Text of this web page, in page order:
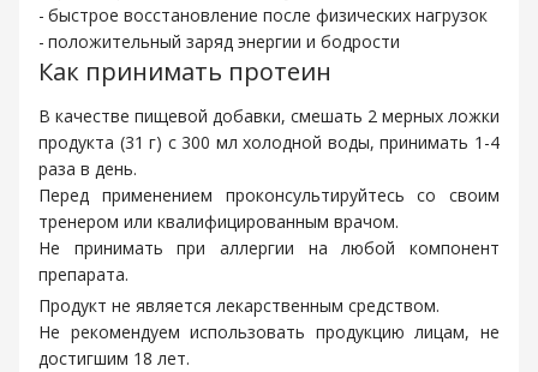
быстрое восстановление после физических нагрузок
положительный заряд энергии и бодрости
Как принимать протеин
В качестве пищевой добавки, смешать 2 мерных ложки
продукта (31 г) с 300 мл холодной воды, принимать 1-4
раза в день.
Перед применением проконсультируйтесь со своим
тренером или квалифицированным врачом.
Не принимать при аллергии на любой компонент
препарата.
Продукт не является лекарственным средством.
Не рекомендуем использовать продукцию лицам, не
достигшим 18 лет.